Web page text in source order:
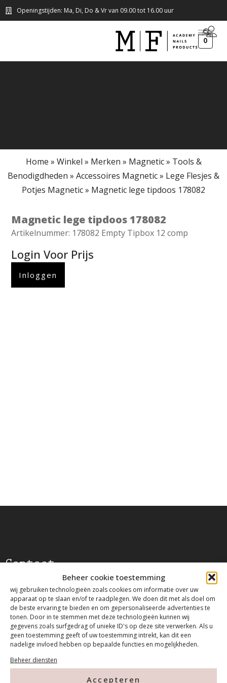
Beheer cookie toestemming
wij gebruiken technologieën zoals cookies om informatie over uw
apparaat op te slaan en/of te raadplegen. We doen dit met als doel om
de beste ervaring te bieden en om gepersonaliseerde advertenties te
tonen. Door in te stemmen met deze technologieën kunnen wij
gegevens zoals surfgedrag of unieke ID's op deze site verwerken. Als u
geen toestemming geeft of uw toestemming intrekt, kan dit een
nadelige invloed hebben op bepaalde functies en mogelijkheden.
Beheer diensten
Accepteren
Openingstijden: Ma, Di, Do & Vr van 09.00 tot 16.00 uur
0
Home » Winkel » Merken » Magnetic» Tools &
Benodigdheden » Accessoires Magnetic» Lege Flesjes &
Potjes Magnetic» Magnetic lege tipdoos 178082
Magnetic lege tipdoos 178082
Artikelnummer: 178082 Empty Tipbox 12 comp
Login Voor Prijs
Inloggen
Contact
Tanthofdreef 7 2623 EW Delft
015-2120822
info@mfacademy.nl